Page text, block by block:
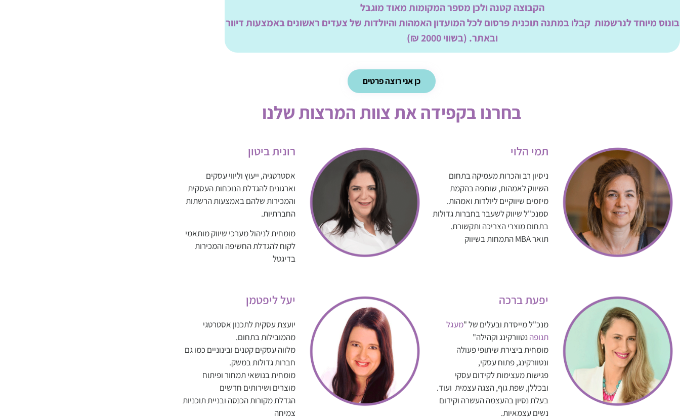
הקבוצה קטנה ולכן מספר המקומות מאוד מוגבל
בונוס מיוחד לנרשמות קבלו במתנה תוכנית פרסום לכל המועדון האמהות והיולדות של צעדים ראשונים באמצעות דיוור
ובאתר. (בשווי 2000 ₪)
כן אני רוצה פרטים
בחרנו בקפידה את צוות המרצות שלנו
תמי הלוי
ניסיון רב והכרות מעמיקה בתחום
השיווק לאמהות, שותפה בהקמת
מיזמים שיווקיים ליולדות ואמהות.
סמנכ"ל שיווק לשעבר בחברות גדולות
בתחום מוצרי הצריכה ותקשורת.
תואר MBA התמחות בשיווק
רונית ביטון
אסטרטגיה, ייעוץ וליווי עסקים
וארגונים להגדלת הנוכחות העסקית
והמכירות שלהם באמצעות הרשתות
החברתיות.
מומחית לניהול מערכי שיווק מותאמי
לקוח להגדלת החשיפה והמכירות
בדיגטל
יפעת ברכה
מנכ"ל מייסדת ובעלים של "מעגל
תנופה נטוורקינג וקהילה"
מומחית ביצירת שיתופי פעולה
ונטוורקינג, פתוח עסקי,
פגישות מעצימות לקידום עסקי
ובכללן, שפת גוף, הצגה עצמית ועוד.
בעלת נסיון בהעצמה העשרה וקידום
נשים עצמאיות.
יעל ליפטמן
יועצת עסקית לתכנון אסטרטגי
מהמובילות בתחום.
מלווה עסקים קטנים ובינוניים כמו גם
חברות גדולות במשק.
מומחית בנושאי תמחור ופיתוח
מוצרים ושירותים חדשים
הגדלת מקורות הכנסה ובניית תוכניות
צמיחה